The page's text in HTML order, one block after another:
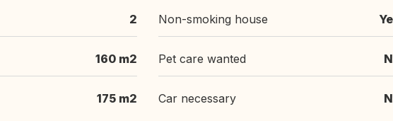
2
160 m2
175 m2
Non-smoking house
Pet care wanted
Car necessary